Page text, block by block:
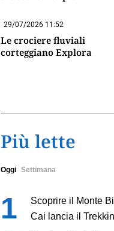
29/07/2026 11:52
Le crociere fluviali
corteggiano Explora
Più lette
Oggi Settimana
Scoprire il Monte
Cai lancia il